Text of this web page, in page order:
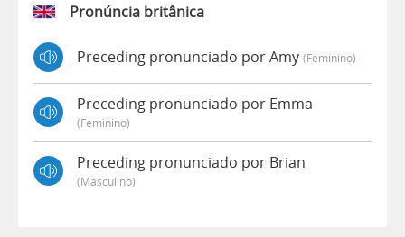
Pronúncia britânica
Preceding pronunciado por Amy (feminino)
Preceding pronunciado por Emma
(feminino)
Preceding pronunciado por Brian
(masculino)